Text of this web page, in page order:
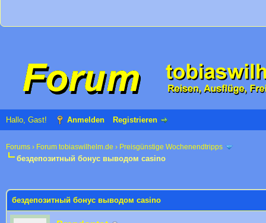
Hallo, Gast! Anmelden Registrieren
Forums › Forum tobiaswilhelm.de › Preisgünstige Wochenendtripps
бездепозитный бонус выводом casino
бездепозитный бонус выводом casino